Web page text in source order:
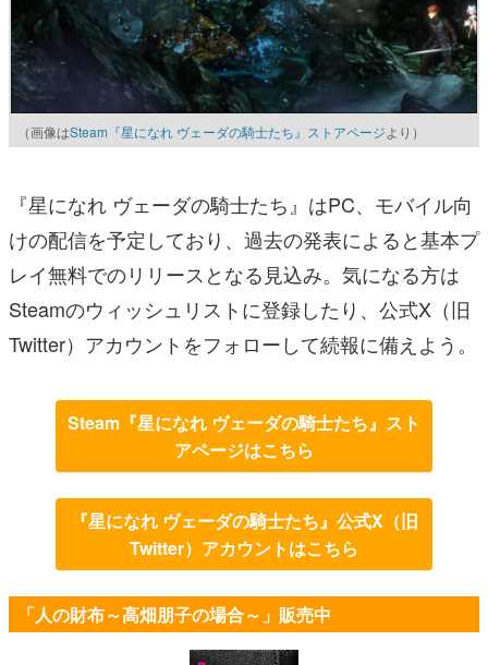
（画像はSteam『星になれ ヴェーダの騎士たち』ストアページより）
『星になれ ヴェーダの騎士たち』はPC、モバイル向
けの配信を予定しており、過去の発表によると基本プ
レイ無料でのリリースとなる見込み。気になる方は
Steamのウィッシュリストに登録したり、公式X（旧
Twitter）アカウントをフォローして続報に備えよう。
Steam『星になれ ヴェーダの騎士たち』スト
アページはこちら
『星になれ ヴェーダの騎士たち』公式X（旧
Twitter）アカウントはこちら
「人の財布～高畑朋子の場合～」販売中